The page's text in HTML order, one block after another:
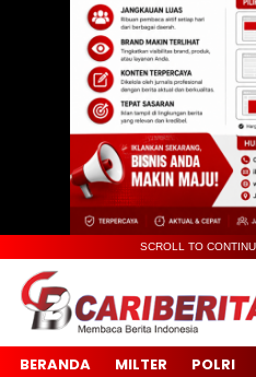
SCROLL TO
BERANDA MILTER POLRI